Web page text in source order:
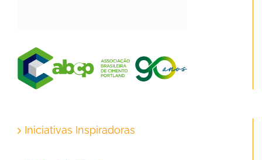
Iniciativas Inspiradoras